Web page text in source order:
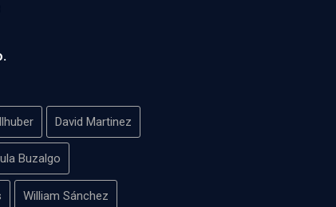
David Martinez
Buzalgo
William Sánchez